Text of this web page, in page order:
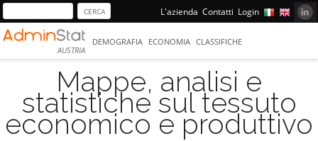
L'azienda Contatti Login
AUSTRIA
DEMOGRAFIA ECONOMIA CLASSIFICHE
Mappe, analisi e
statistiche sul tessuto
economico e produttivo